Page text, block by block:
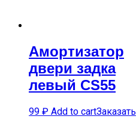
Амортизатор
двери задка
левый CS55
99 ₽ Add to cartЗаказать